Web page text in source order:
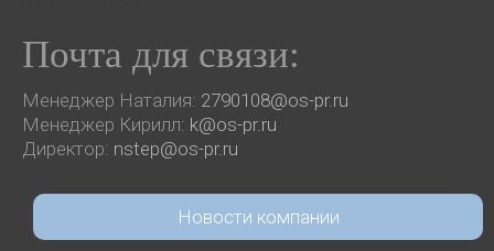
Почта для связи:
Менеджер Наталия: 2790108@os-pr.ru
Менеджер Кирилл: k@os-pr.ru
Директор: nstep@os-pr.ru
Новости компании